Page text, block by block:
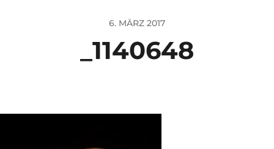
6. MÄRZ 2017
_1140648